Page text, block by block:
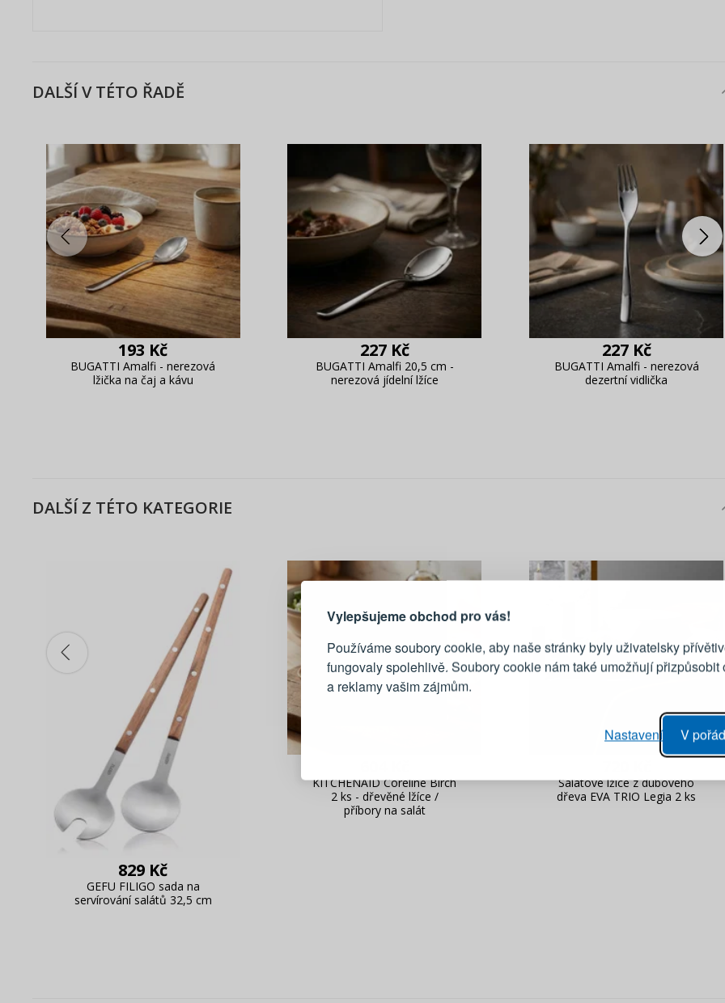
Vylepšujeme obchod pro vás!
Používáme soubory cookie, aby naše stránky byly uživatelsky
fungovaly spolehlivě. Soubory cookie nám také umožňují přizpůsobit
a reklamy vašim zájmům.
V
Nastavení
DALŠÍ V TÉTO ŘADĚ
193 Kč
BUGATTI Amalfi - nerezová
lžička na čaj a kávu
227 Kč
BUGATTI Amalfi 20,5 cm -
nerezová jídelní lžíce
227 Kč
BUGATTI Amalfi - nerezová
dezertní vidlička
DALŠÍ Z TÉTO KATEGORIE
829 Kč
GEFU FILIGO sada na
servírování salátů 32,5 cm
KITCHENAID Coreline Birch
2 ks - dřevěné lžíce /
příbory na salát
Salátové lžíce z dubového
dřeva EVA TRIO Legia 2 ks
Zde je důvod, proč se vyplatí
vytvořit účet
Živý náhled na změny v objednávce
Emailová adresa
PŘIHLÁSIT